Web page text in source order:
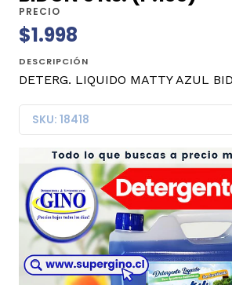
PRECIO
$1.998
DESCRIPCIÓN
DETERG. LIQUIDO MATTY AZUL
SKU: 18418